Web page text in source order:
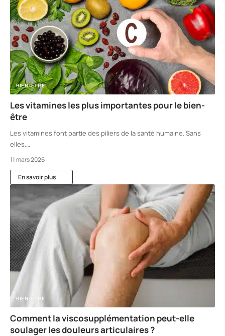
BIEN-ÊTRE
Les vitamines les plus importantes pour le bien-
être
Les vitamines font partie des piliers de la santé humaine. Sans
elles,…
11 mars 2026
En savoir plus
BIEN-ÊTRE
Comment la viscosupplémentation peut-elle
soulager les douleurs articulaires ?